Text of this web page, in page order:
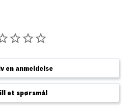
en anmeldelse
et spørsmål